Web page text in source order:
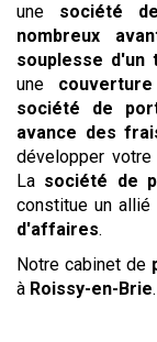
une société
nombreux
souplesse d'un
une
société de
avance des
développer votre
La société de
constitue un
d'affaires.
Notre cabinet de
à Roissy-en-Brie